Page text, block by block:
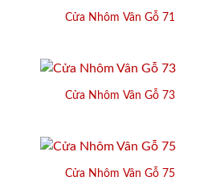
Cửa Nhôm Vân Gỗ 71
Cửa Nhôm Vân Gỗ 73
Cửa Nhôm Vân Gỗ 75